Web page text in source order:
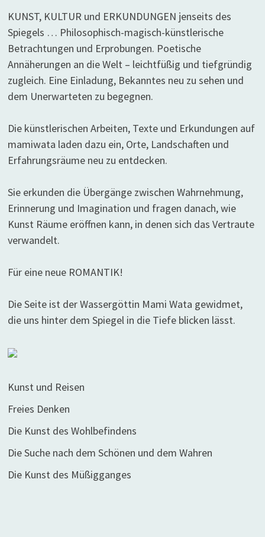
KUNST, KULTUR und ERKUNDUNGEN jenseits des
Spiegels … Philosophisch-magisch-künstlerische
Betrachtungen und Erprobungen. Poetische
Annäherungen an die Welt – leichtfüßig und tiefgründig
zugleich. Eine Einladung, Bekanntes neu zu sehen und
dem Unerwarteten zu begegnen.
Die künstlerischen Arbeiten, Texte und Erkundungen auf
mamiwata laden dazu ein, Orte, Landschaften und
Erfahrungsräume neu zu entdecken.
Sie erkunden die Übergänge zwischen Wahrnehmung,
Erinnerung und Imagination und fragen danach, wie
Kunst Räume eröffnen kann, in denen sich das Vertraute
verwandelt.
Für eine neue ROMANTIK!
Die Seite ist der Wassergöttin Mami Wata gewidmet,
die uns hinter dem Spiegel in die Tiefe blicken lässt.
Kunst und Reisen
Freies Denken
Die Kunst des Wohlbefindens
Die Suche nach dem Schönen und dem Wahren
Die Kunst des Müßigganges